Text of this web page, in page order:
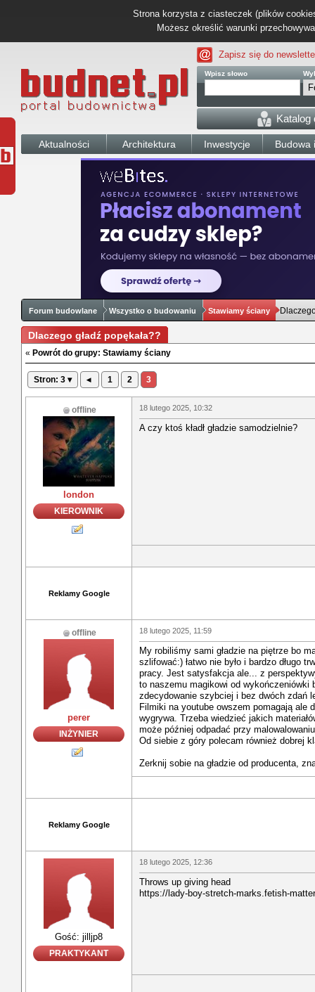
Strona korzysta z ciasteczek (plików
Możesz określić warunki
Zapisz się do
Wpisz słowo
Katalog
Aktualności Architektura Inwestycje Budowa
Forum budowlane Wszystko o budowaniu Stawiamy ściany
Dlaczego gładź popękała??
« Powrót do grupy: Stawiamy ściany
Stron: 3 ▾ ◂ 1 2 3
offline
london
KIEROWNIK
18 lutego 2025, 10:32
A czy ktoś kładł gładzie samodzielnie?
Reklamy Google
offline
perer
INŻYNIER
18 lutego 2025, 11:59
My robiliśmy sami gładzie na piętrze bo
szlifować:) łatwo nie było i bardzo długo
pracy. Jest satysfakcja ale... z
to naszemu magikowi od wykończeniówki
zdecydowanie szybciej i bez dwóch zdań
Filmiki na youtube owszem pomagają ale
wygrywa. Trzeba wiedzieć jakich
może później odpadać przy
Od siebie z góry polecam również dobrej
Zerknij sobie na gładzie od producenta,
Reklamy Google
Gość: jilljp8
PRAKTYKANT
18 lutego 2025, 12:36
Throws up giving head
https://lady-boy-stretch-marks.fetish-